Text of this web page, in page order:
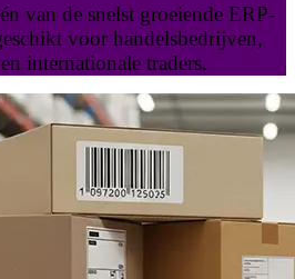
van de snelst groeiende ERP-
voor handelsbedrijven,
internationale traders.